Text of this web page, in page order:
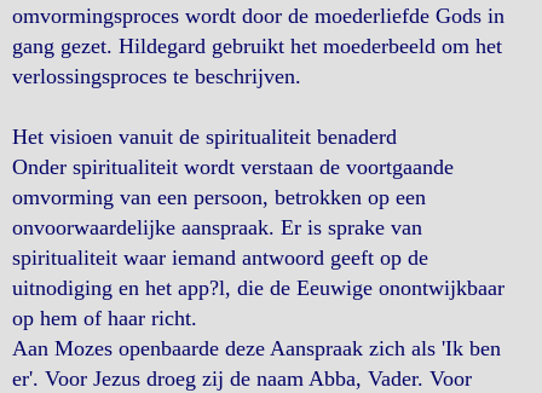
omvormingsproces wordt door de moederliefde Gods in
gang gezet. Hildegard gebruikt het moederbeeld om het
verlossingsproces te beschrijven.
Het visioen vanuit de spiritualiteit benaderd
Onder spiritualiteit wordt verstaan de voortgaande
omvorming van een persoon, betrokken op een
onvoorwaardelijke aanspraak. Er is sprake van
spiritualiteit waar iemand antwoord geeft op de
uitnodiging en het app?l, die de Eeuwige onontwijkbaar
op hem of haar richt.
Aan Mozes openbaarde deze Aanspraak zich als 'Ik ben
er'. Voor Jezus droeg zij de naam Abba, Vader. Voor